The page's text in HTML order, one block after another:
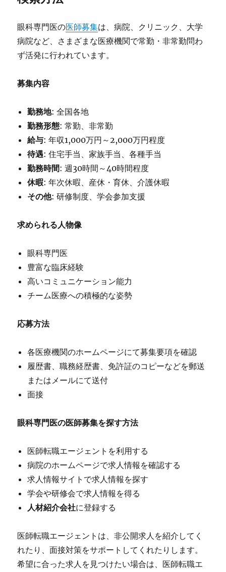
眼科専門医の医師募集は、病院、クリニック、大学
病院など、さまざまな医療機関で常勤・非常勤問わ
ず活発に行われています。
募集内容
勤務地: 全国各地
勤務形態: 常勤、非常勤
給与: 年収1,000万円～2,000万円程度
待遇: 住宅手当、家族手当、各種手当
勤務時間: 週30時間～40時間程度
休暇: 年次休暇、産休・育休、介護休暇
その他: 研修制度、学会参加支援
求められる人物像
眼科専門医
豊富な臨床経験
高いコミュニケーション能力
チーム医療への積極的な姿勢
応募方法
各医療機関のホームページにて募集要項を確認
履歴書、職務経歴書、免許証のコピーなどを郵送
またはメールにて送付
面接
眼科専門医の医師募集を探す方法
医師転職エージェントを利用する
病院のホームページで求人情報を確認する
求人情報サイトで求人情報を探す
学会や研修会で求人情報を得る
人材紹介会社に登録する
医師転職エージェントは、非公開求人を紹介してく
れたり、面接対策をサポートしてくれたりします。
希望に合った求人を見つけたい場合は、医師転職エ